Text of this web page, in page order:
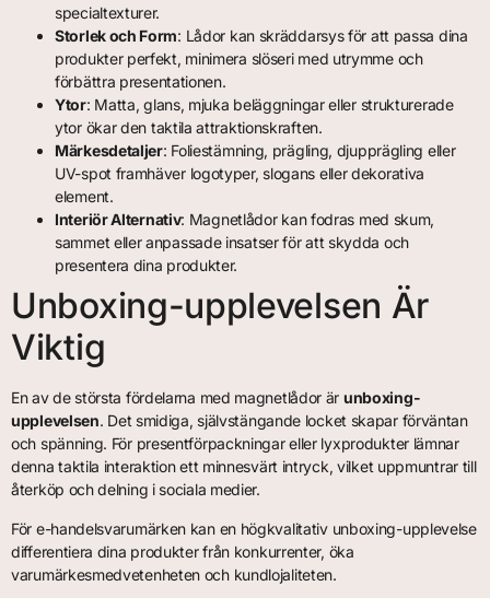
specialtexturer.
Storlek och Form: Lådor kan skräddarsys för att passa dina
produkter perfekt, minimera slöseri med utrymme och
förbättra presentationen.
Ytor: Matta, glans, mjuka beläggningar eller strukturerade
ytor ökar den taktila attraktionskraften.
Märkesdetaljer: Foliestämning, prägling, djupprägling eller
UV-spot framhäver logotyper, slogans eller dekorativa
element.
Interiör Alternativ: Magnetlådor kan fodras med skum,
sammet eller anpassade insatser för att skydda och
presentera dina produkter.
Unboxing-upplevelsen Är
Viktig
En av de största fördelarna med magnetlådor är unboxing-
upplevelsen. Det smidiga, självstängande locket skapar förväntan
och spänning. För presentförpackningar eller lyxprodukter lämnar
denna taktila interaktion ett minnesvärt intryck, vilket uppmuntrar till
återköp och delning i sociala medier.
För e-handelsvarumärken kan en högkvalitativ unboxing-upplevelse
differentiera dina produkter från konkurrenter, öka
varumärkesmedvetenheten och kundlojaliteten.